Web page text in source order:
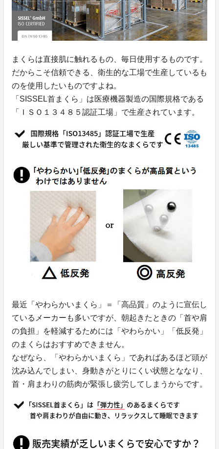
まくらは直接肌に触れるもの、毎日使用するものです。
だからこそ信頼できる、衛生的な工場で生産しているも
のを使用したいものですよね。
「SISSEL首まくら」は医療機器製造の国際規格である
「ＩＳＯ１３４８５認証工場」で生産されています。
最近「やわらかいまくら」＝「高品質」のように宣伝し
ているメーカーも多いですが、朝起きたときの「首や肩
の負担」を軽減するためには「やわらかい」「低反発」
のまくらはおすすめできません。
なぜなら、「やわらかいまくら」であればあるほど頭が
沈み込んでしまい、身動きがとりにくい状態とななり、
首・肩まわりの筋肉が緊張し疲労してしまうからです。